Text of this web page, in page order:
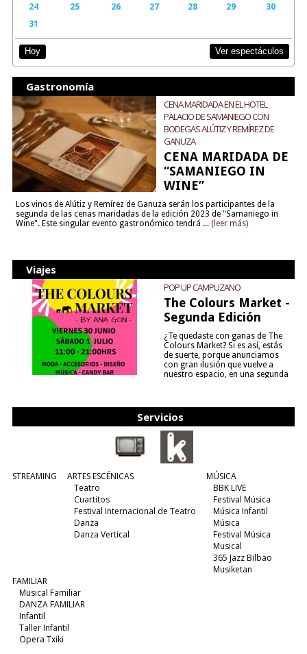
24
25 26 27 28 29
30
31
Hoy Ver espectáculos
Gastronomía
CENA MARIDADA EN EL HOTEL
PALACIO DE SAMANIEGO CON
BODEGAS ALÚTIZ Y REMÍREZ DE
GANUZA
CENA MARIDADA DE
“SAMANIEGO IN
WINE”
Los vinos de Alútiz y Remírez de Ganuza serán los participantes de la
segunda de las cenas maridadas de la edición 2023 de "Samaniego in
Wine". Este singular evento gastronómico tendrá ... (leer más)
Viajes
POP UP CAMPUZANO
The Colours Market -
Segunda Edición
¿Te quedaste con ganas de The
Colours Market? Si es así, estás
de suerte, porque anunciamos
con gran ilusión que vuelve a
nuestro espacio, en una segunda
Servicios
STREAMING
ARTES ESCÉNICAS
Teatro
Cuartitos
Festival Internacional de Teatro
Danza
Danza Vertical
MÚSICA
BBK LIVE
Festival Música
Música Infantil
Música
Festival Música
Musical
365 Jazz Bilbao
Musiketan
FAMILIAR
Musical Familiar
DANZA FAMILIAR
Infantil
Taller Infantil
Opera Txiki